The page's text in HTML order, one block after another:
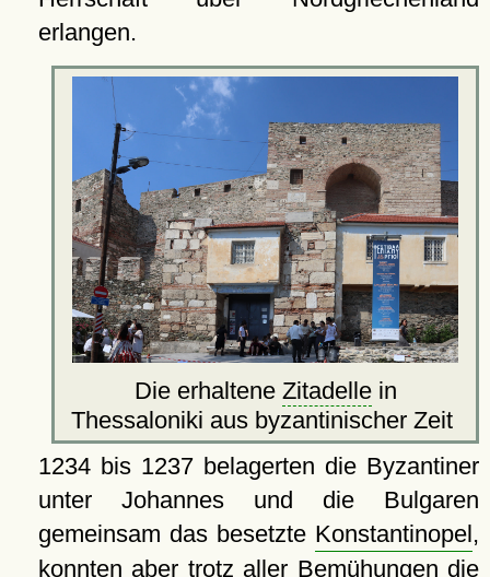
erlangen.
Die erhaltene Zitadellein
Thessaloniki aus byzantinischer Zeit
1234 bis 1237 belagerten die Byzantiner
unter Johannes und die Bulgaren
gemeinsam das besetzte Konstantinopel,
konnten aber trotz aller Bemühungen die